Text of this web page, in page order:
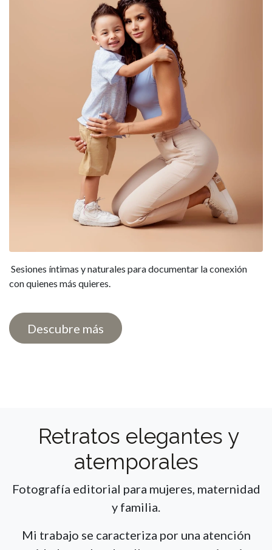
Sesiones íntimas y naturales para documentar la conexión
con quienes más quieres.
Descubre más
Retratos elegantes y
atemporales
Fotografía editorial para mujeres, maternidad
y familia.
Mi trabajo se caracteriza por una atención